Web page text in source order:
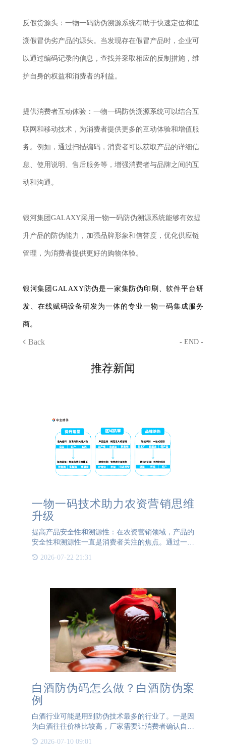
反假货源头：一物一码防伪溯源系统有助于快速定位和追
溯假冒伪劣产品的源头。当发现存在假冒产品时，企业可
以通过编码记录的信息，查找并采取相应的反制措施，维
护自身的权益和消费者的利益。
提供消费者互动体验：一物一码防伪溯源系统可以结合互
联网和移动技术，为消费者提供更多的互动体验和增值服
务。例如，通过扫描编码，消费者可以获取产品的详细信
息、使用说明、售后服务等，增强消费者与品牌之间的互
动和沟通。
银河集团GALAXY采用一物一码防伪溯源系统能够有效提
升产品的防伪能力，加强品牌形象和信誉度，优化供应链
管理，为消费者提供更好的购物体验。
银河集团GALAXY防伪是一家集防伪印刷、软件平台研
发、在线赋码设备研发为一体的专业一物一码集成服务
商。
Back - END -
推荐新闻
一物一码技术助力农资营销思维
升级
提高产品安全性和溯源性：在农资营销领域，产品的
安全性和溯源性一直是消费者关注的焦点。通过一物
其生产、物流、销售等信息。消费者只需扫描二维码
2026-07-22 21:31
白酒防伪码怎么做？白酒防伪案
例
白酒行业可能是用到防伪技术最多的行业了。一是因
为白酒往往价格比较高，厂家需要让消费者确认自己
买到了正品的白酒；二是当大量的假冒伪劣白酒流入
市场会严重影响市场秩序并且对消费者的身体健康也
2026-07-10 09:01